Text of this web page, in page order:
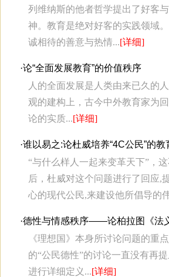
列维纳斯的他者哲学提出了好客
神。教育是绝对好客的实践领域
诚相待的善意与热情...[详细]
·论“全面发展教育”的价值秩序
人的全面发展是人类由来已久的
观的建构上，古今中外教育家为
论的实质...[详细]
·谁以易之:论杜威培养“4C公民”的教
“与什么样人一起来变革天下”，
后，杜威对这个问题进行了回应,
心的现代公民,来建设他所倡导的
·德性与情感秩序——论柏拉图《法
《理想国》本身所讨论问题的重
的“公民德性”的讨论一直没有再
进行详细定义...[详细]